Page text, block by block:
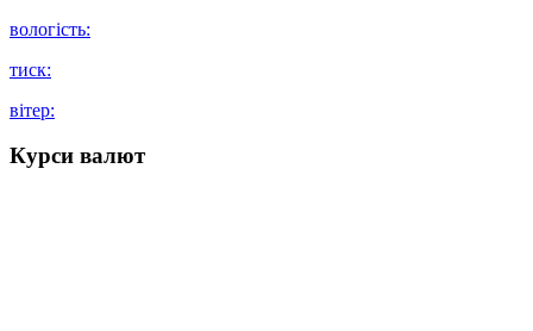
вологість:
тиск:
вітер:
Курси валют